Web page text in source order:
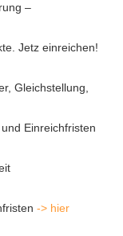
–
Jetz einreichen!
Gleichstellung,
Einreichfristen
-> hier